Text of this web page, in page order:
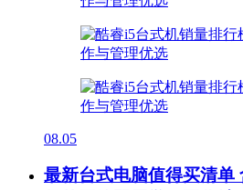
08.05
最新台式电脑值得买清单